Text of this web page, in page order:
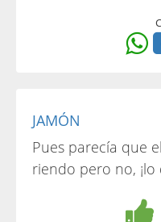
JAMÓN
Pues parecía que
riendo pero no,